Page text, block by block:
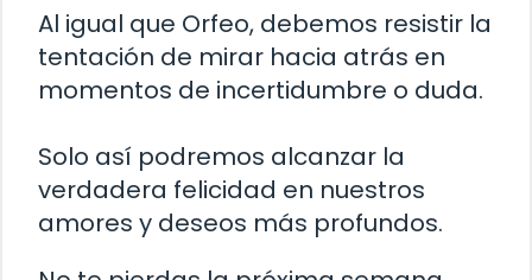
Al igual que Orfeo, debemos resistir la
tentación de mirar hacia atrás en
momentos de incertidumbre o duda.
Solo así podremos alcanzar la
verdadera felicidad en nuestros
amores y deseos más profundos.